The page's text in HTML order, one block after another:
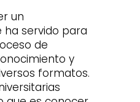
un
servido para
de
y
formatos.